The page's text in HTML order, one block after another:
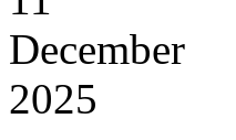
December
2025